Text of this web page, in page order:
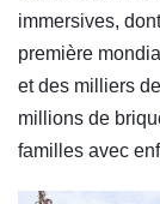
immersives,
première
et des milliers
millions de
familles avec